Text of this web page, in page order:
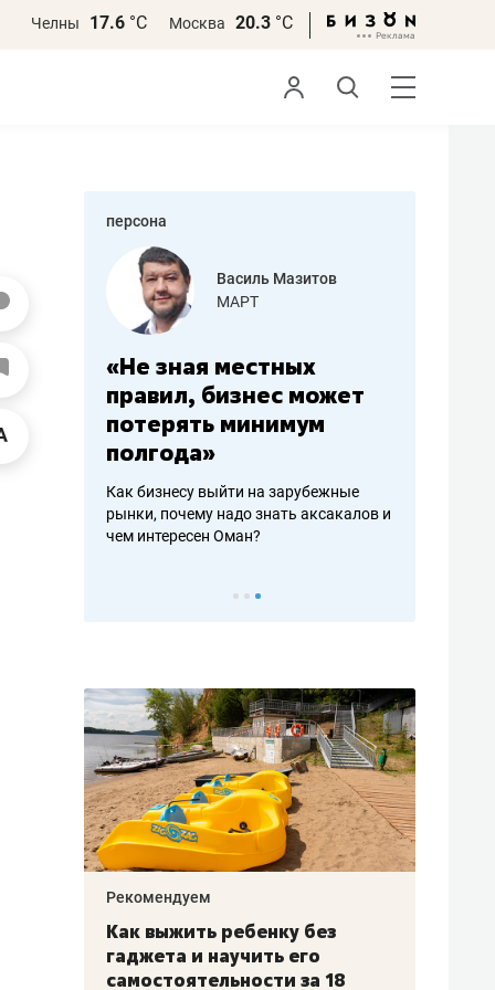
Челны 17.6 °С Москва 20.3 °С
персона
работа
Василь Мазитов
МАРТ
«Не зная местных
правил, бизнес может
потерять минимум
полгода»
Как бизнесу выйти на зарубежные
рынки, почему надо знать аксакалов и
чем интересен Оман?
–
Рекомендуем
Как выжить ребенку без
гаджета и научить его
самостоятельности за 18